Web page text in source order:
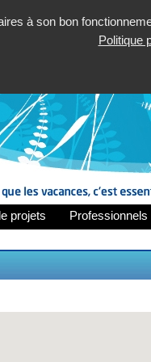
à son bon
Politique
projets